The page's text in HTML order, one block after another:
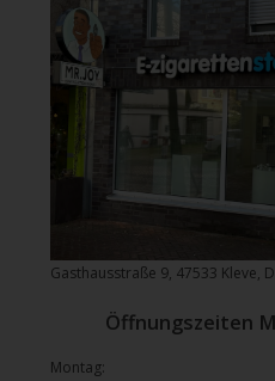
Gasthausstraße 9, 47533 Kleve,
Öffnungszeiten
Montag: